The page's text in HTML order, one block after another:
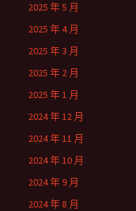
2025 年 5 月
2025 年 4 月
2025 年 3 月
2025 年 2 月
2025 年 1 月
2024 年 12 月
2024 年 11 月
2024 年 10 月
2024 年 9 月
2024 年 8 月